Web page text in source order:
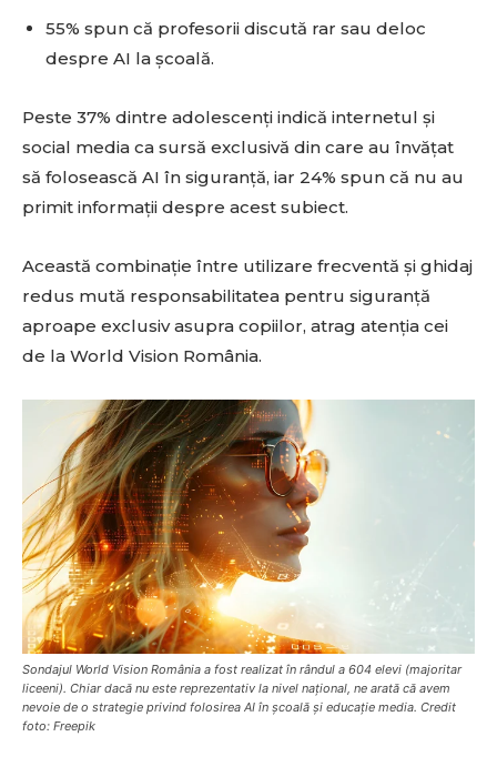
55% spun că profesorii discută rar sau deloc
despre AI la școală.
Peste 37% dintre adolescenți indică internetul și
social media ca sursă exclusivă din care au învățat
să folosească AI în siguranță, iar 24% spun că nu au
primit informații despre acest subiect.
Această combinație între utilizare frecventă și ghidaj
redus mută responsabilitatea pentru siguranță
aproape exclusiv asupra copiilor, atrag atenția cei
de la World Vision România.
Sondajul World Vision România a fost realizat în rândul a 604 elevi (majoritar
liceeni). Chiar dacă nu este reprezentativ la nivel național, ne arată că avem
nevoie de o strategie privind folosirea AI în școală și educație media. Credit
foto: Freepik